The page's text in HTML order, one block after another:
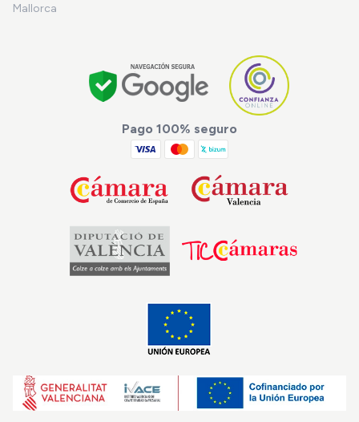
Mallorca
Pago 100% seguro